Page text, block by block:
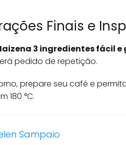
Finais e
3 ingredientes fácil e
pedido de repetição.
prepare seu café e
180 °C.
Sampaio